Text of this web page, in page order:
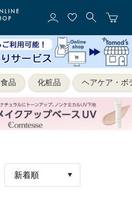
品 化粧品 ヘアケア・ボ